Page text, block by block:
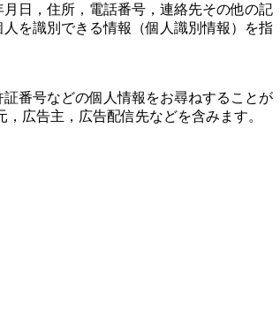
日，住所，電話番号，連絡先その他の記
を識別できる情報（個人識別情報）を指
番号などの個人情報をお尋ねすることが
広告主，広告配信先などを含みます。